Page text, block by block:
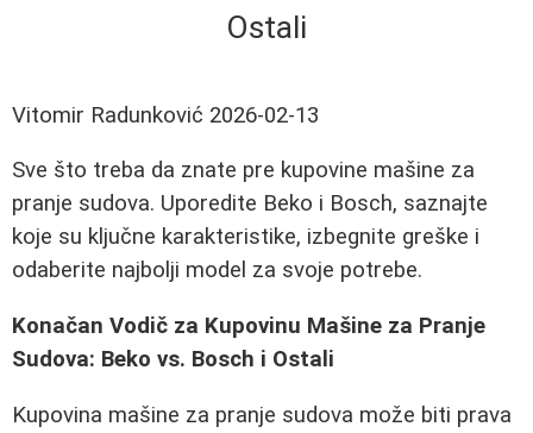
Ostali
Vitomir Radunković 2026-02-13
Sve što treba da znate pre kupovine mašine za
pranje sudova. Uporedite Beko i Bosch, saznajte
koje su ključne karakteristike, izbegnite greške i
odaberite najbolji model za svoje potrebe.
Konačan Vodič za Kupovinu Mašine za Pranje
Sudova: Beko vs. Bosch i Ostali
Kupovina mašine za pranje sudova može biti prava